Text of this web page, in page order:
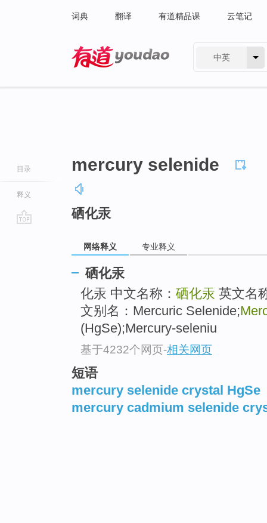
词典 翻译 有道精品课 云笔记
中英
目录
释义
mercury selenide
硒化汞
网络释义 专业释义
硒化汞
化汞 中文名称： 硒化汞 英文名
文别名：Mercuric Selenide;
(HgSe);Mercury-seleniu
基于4232个网页-相关网页
短语
mercury selenide crystal HgSe
mercury cadmium selenide